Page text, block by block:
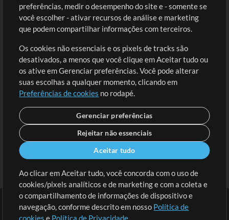
Conteúdo Grátis
Solicite uma Música
Extras
Sessões
Envie seu conteúdo
Playlist
MT Conference
Cadastre-se
Ir ao carrinho
preferências, medir o desempenho do site e - somente se
você escolher - ativar recursos de análise e marketing
que podem compartilhar informações com terceiros.
Os cookies não essenciais e os pixels de tracks são
desativados, a menos que você clique em Aceitar tudo ou
os ative em Gerenciar preferências. Você pode alterar
suas escolhas a qualquer momento, clicando em
Preferências de cookies no rodapé.
Gerenciar preferências
Rejeitar não essenciais
Aceitar tudo
Ao clicar em Aceitar tudo, você concorda com o uso de
cookies/pixels analíticos e de marketing e com a coleta e
o compartilhamento de informações de dispositivo e
navegação, conforme descrito em nosso Política de
cookies e Política de Privacidade